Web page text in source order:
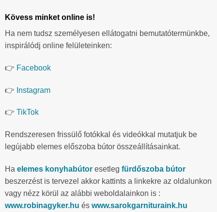
Kövess minket online is!
Ha nem tudsz személyesen ellátogatni bemutatótermünkbe,
inspirálódj online felületeinken:
👉 Facebook
👉 Instagram
👉 TikTok
Rendszeresen frissülő fotókkal és videókkal mutatjuk be
legújabb elemes előszoba bútor összeállításainkat.
Ha elemes konyhabútor esetleg fürdőszoba bútor
beszerzést is tervezel akkor kattints a linkekre az oldalunkon
vagy nézz körül az alábbi weboldalainkon is :
www.robinagyker.hu és www.sarokgarnituraink.hu